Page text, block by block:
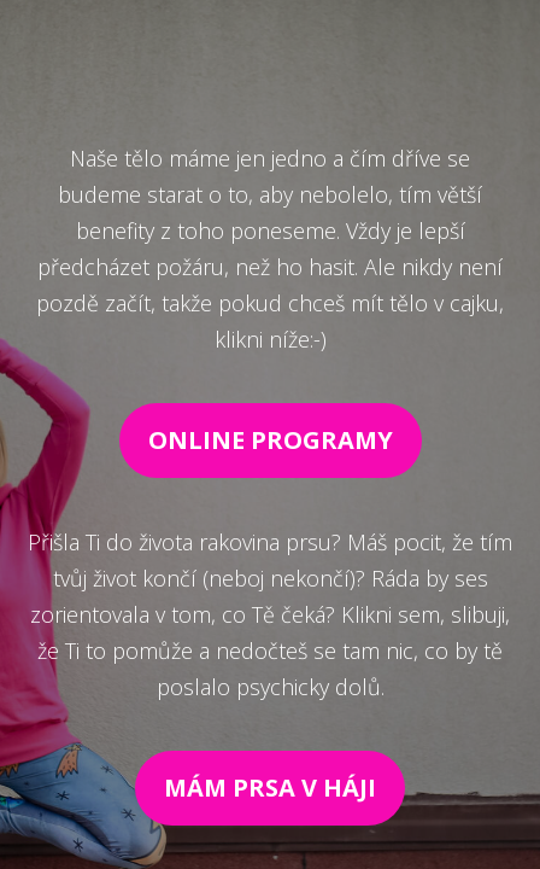
Naše tělo máme jen jedno a čím dříve se
budeme starat o to, aby nebolelo, tím větší
benefity z toho poneseme. Vždy je lepší
předcházet požáru, než ho hasit. Ale nikdy není
pozdě začít, takže pokud chceš mít tělo v cajku,
klikni níže:-)
ONLINE PROGRAMY
Přišla Ti do života rakovina prsu? Máš pocit, že tím
tvůj život končí (neboj nekončí)? Ráda by ses
zorientovala v tom, co Tě čeká? Klikni sem, slibuji,
že Ti to pomůže a nedočteš se tam nic, co by tě
poslalo psychicky dolů.
MÁM PRSA V HÁJI